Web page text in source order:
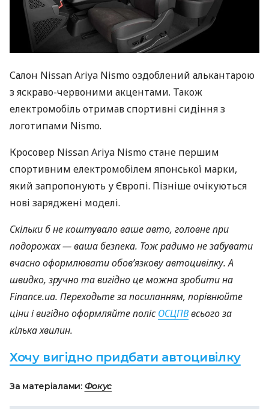
Салон Nissan Ariya Nismo оздоблений алькантарою
з яскраво-червоними акцентами. Також
електромобіль отримав спортивні сидіння з
логотипами Nismo.
Кросовер Nissan Ariya Nismo стане першим
спортивним електромобілем японської марки,
який запропонують у Європі. Пізніше очікуються
нові заряджені моделі.
Скільки б не коштувало ваше авто, головне при
подорожах — ваша безпека. Тож радимо не забувати
вчасно оформлювати обов’язкову автоцивілку. А
швидко, зручно та вигідно це можна зробити на
Finance.ua. Переходьте за посиланням, порівнюйте
ціни і вигідно оформляйте полісОСЦПВвсього за
кілька хвилин.
Хочу вигідно придбати автоцивілку
За матеріалами: Фокус